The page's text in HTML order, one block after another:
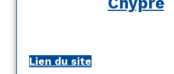
Lien du site